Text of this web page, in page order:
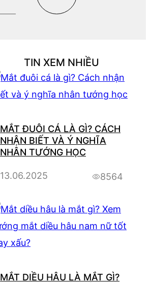
TIN XEM NHIỀU
MẮT ĐUÔI CÁ LÀ GÌ? CÁCH
NHẬN BIẾT VÀ Ý NGHĨA
NHÂN TƯỚNG HỌC
13.06.2025 8564
MẮT DIỀU HÂU LÀ MẮT GÌ?